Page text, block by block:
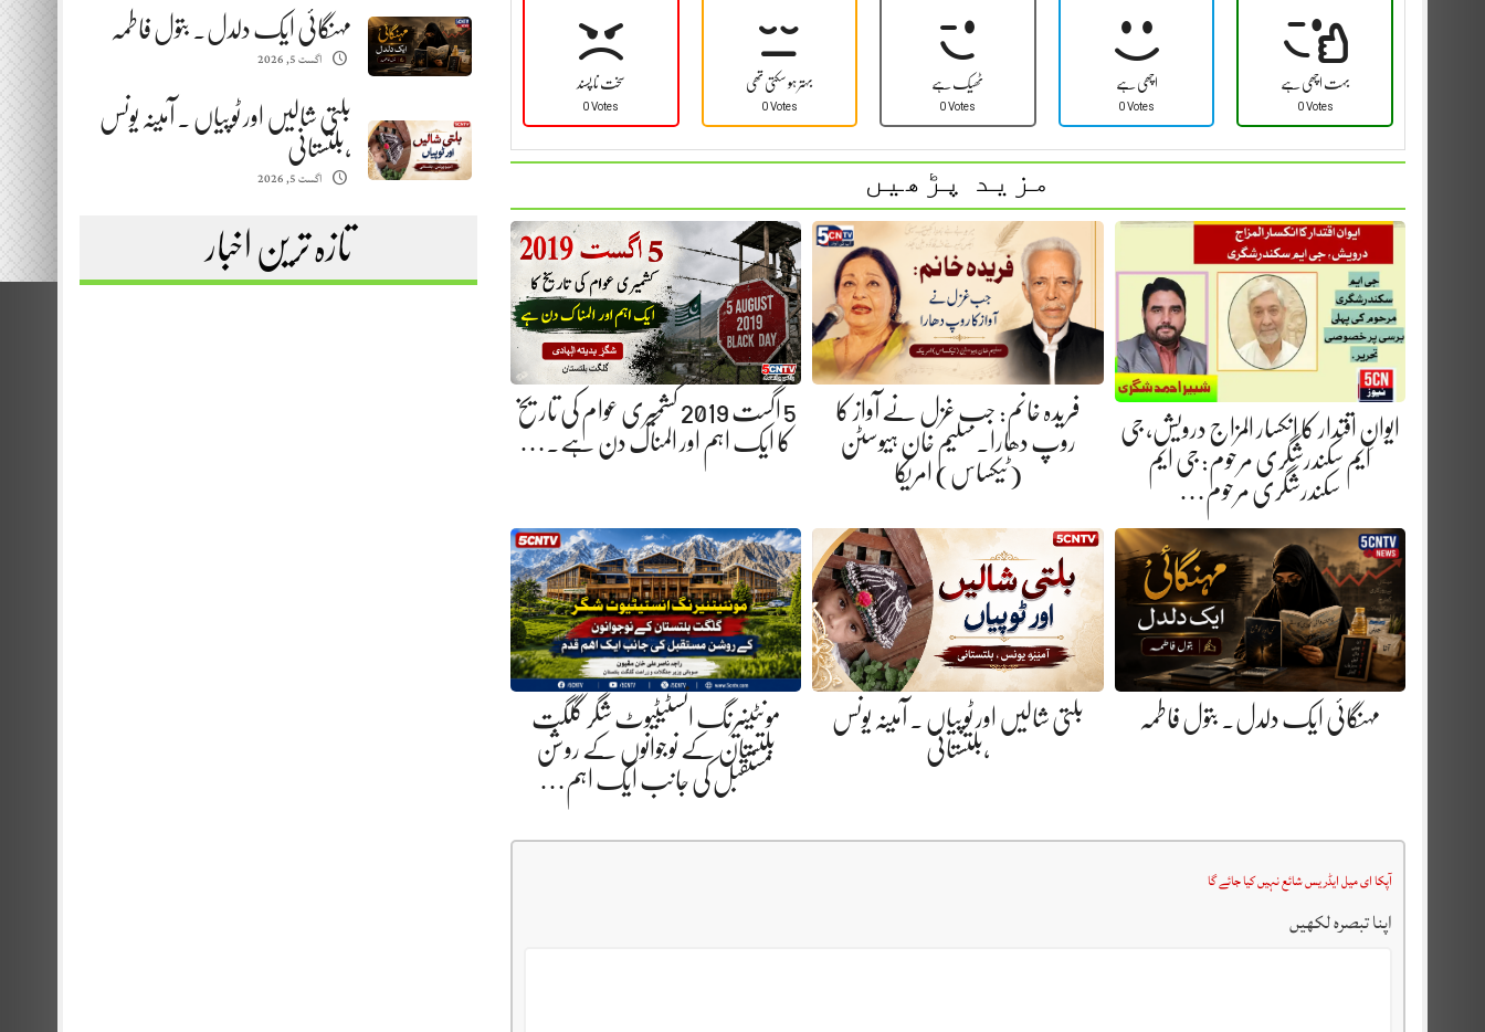
مہنگائی ایک دلدل. بتول فاطمہ
اگست 5, 2026
بلتی شالیں اور ٹوپیاں . آمینہ یونس
،بلتستانی
اگست 5, 2026
تازہ ترین اخبار
سخت نا پسند
0 Votes
بہتر ہو سکتی تھی
0 Votes
ٹھیک ہے
0 Votes
اچھی ہے
0 Votes
بہت اچھی ہے
0 Votes
مزید پڑھیں
ایوانِ اقتدار کا انکسار المزاج درویش، جی
ایم سکندرشگری مرحوم: جی ایم
سکندرشگری مرحوم…
فریدہ خانم: جب غزل نے آواز کا
روپ دھارا. سلیم خان ہیوسٹن
(ٹیکساس) امریکا
5 اگست 2019 کشمیری عوام کی تاریخ
کا ایک اہم اور المناک دن ہے.…
مہنگائی ایک دلدل. بتول فاطمہ
بلتی شالیں اور ٹوپیاں . آمینہ یونس
،بلتستانی
مونٹینیرنگ انسٹیٹیوٹ شگر گلگت
بلتستان کے نوجوانوں کے روشن
مستقبل کی جانب ایک اہم…
آپکا ای میل ایڈریس شائع نہیں کیا جائے گا
اپنا تبصرہ لکھیں